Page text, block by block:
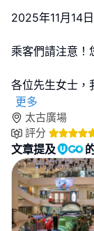
2025年11月14
乘客們請注意！
各位先生女士，
更多
太古廣場
評分
文章提及